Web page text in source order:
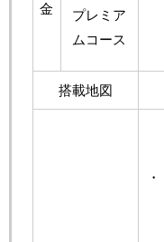
金
プレミア
ムコース
搭載地図